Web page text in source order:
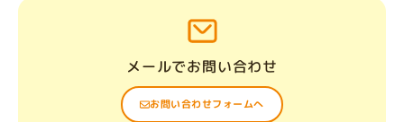
メールでお問い合わせ
お問い合わせフォームへ